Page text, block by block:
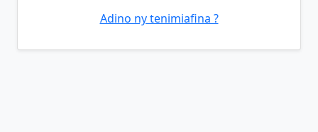
Adino ny tenimiafina ?